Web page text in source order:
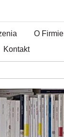
O Firmie
Kontakt